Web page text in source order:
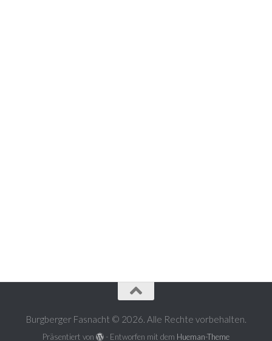
Burgberger Fasnacht © 2026. Alle Rechte vorbehalten.
Präsentiert von - Entworfen mit dem Hueman-Theme